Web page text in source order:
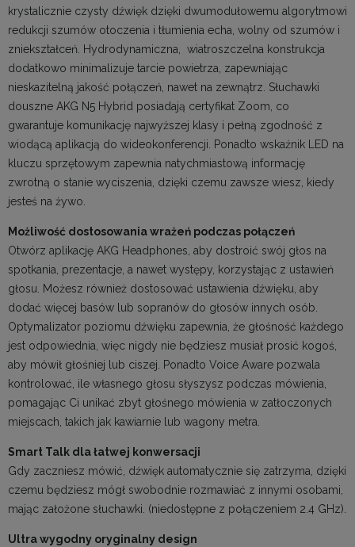
krystalicznie czysty dźwięk dzięki dwumodułowemu algorytmowi
redukcji szumów otoczenia i tłumienia echa, wolny od szumów i
zniekształceń. Hydrodynamiczna, wiatroszczelna konstrukcja
dodatkowo minimalizuje tarcie powietrza, zapewniając
nieskazitelną jakość połączeń, nawet na zewnątrz. Słuchawki
douszne AKG N5 Hybrid posiadają certyfikat Zoom, co
gwarantuje komunikację najwyższej klasy i pełną zgodność z
wiodącą aplikacją do wideokonferencji. Ponadto wskaźnik LED na
kluczu sprzętowym zapewnia natychmiastową informację
zwrotną o stanie wyciszenia, dzięki czemu zawsze wiesz, kiedy
jesteś na żywo.
Możliwość dostosowania wrażeń podczas połączeń
Otwórz aplikację AKG Headphones, aby dostroić swój głos na
spotkania, prezentacje, a nawet występy, korzystając z ustawień
głosu. Możesz również dostosować ustawienia dźwięku, aby
dodać więcej basów lub sopranów do głosów innych osób.
Optymalizator poziomu dźwięku zapewnia, że głośność każdego
jest odpowiednia, więc nigdy nie będziesz musiał prosić kogoś,
aby mówił głośniej lub ciszej. Ponadto Voice Aware pozwala
kontrolować, ile własnego głosu słyszysz podczas mówienia,
pomagając Ci unikać zbyt głośnego mówienia w zatłoczonych
miejscach, takich jak kawiarnie lub wagony metra.
Smart Talk dla łatwej konwersacji
Gdy zaczniesz mówić, dźwięk automatycznie się zatrzyma, dzięki
czemu będziesz mógł swobodnie rozmawiać z innymi osobami,
mając założone słuchawki. (niedostępne z połączeniem 2.4 GHz).
Ultra wygodny oryginalny design